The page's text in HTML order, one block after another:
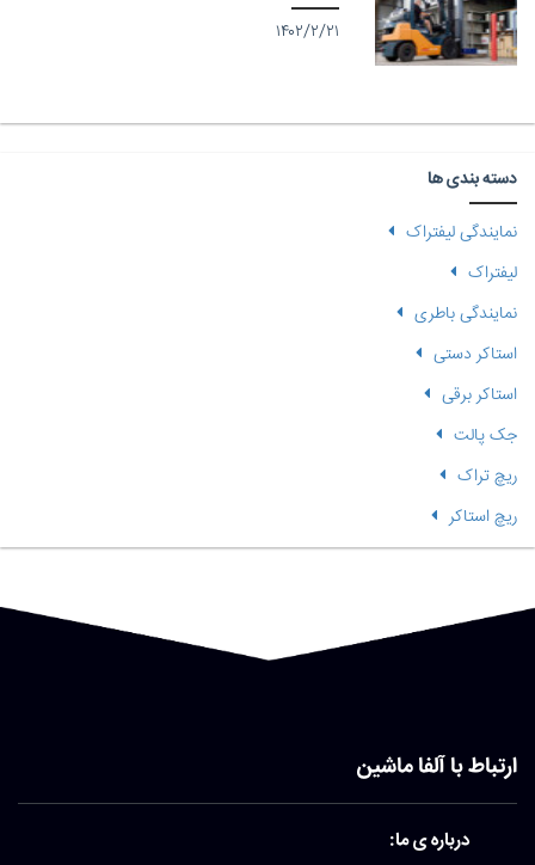
۱۴۰۲/۲/۲۱
دسته بندی ها
نمایندگی لیفتراک
لیفتراک
نمایندگی باطری
استاکر دستی
استاکر برقی
جک پالت
ریچ تراک
ریچ استاکر
ارتباط با آلفا ماشین
درباره ی ما: